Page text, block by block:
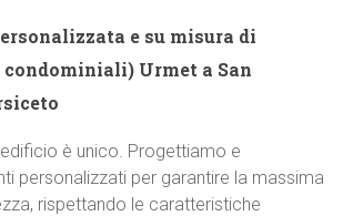
e su misura di
Urmet a San
è unico. Progettiamo e
personalizzati per garantire la massima
rispettando le caratteristiche